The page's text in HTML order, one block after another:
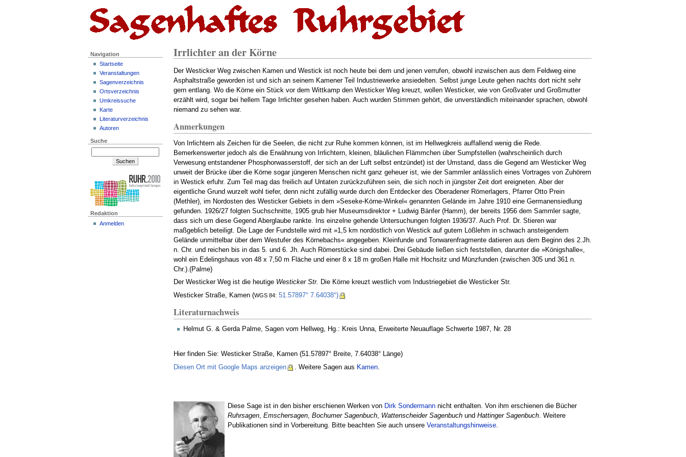
Irrlichter an der Körne
Der Westicker Weg zwischen Kamen und Westick ist noch heute bei dem und jenen verrufen, obwohl inzwischen aus dem Feldweg eine
Asphaltstraße geworden ist und sich an seinem Kamener Teil Industriewerke ansiedelten. Selbst junge Leute gehen nachts dort nicht sehr
gern entlang. Wo die Körne ein Stück vor dem Wittkamp den Westicker Weg kreuzt, wollen Westicker, wie von Großvater und Großmutter
erzählt wird, sogar bei hellem Tage Irrlichter gesehen haben. Auch wurden Stimmen gehört, die unverständlich miteinander sprachen, obwohl
niemand zu sehen war.
Anmerkungen
Von Irrlichtern als Zeichen für die Seelen, die nicht zur Ruhe kommen können, ist im Hellwegkreis auffallend wenig die Rede.
Bemerkenswerter jedoch als die Erwähnung von Irrlichtern, kleinen, bläulichen Flämmchen über Sumpfstellen (wahrscheinlich durch
Verwesung entstandener Phosphorwasserstoff, der sich an der Luft selbst entzündet) ist der Umstand, dass die Gegend am Westicker Weg
unweit der Brücke über die Körne sogar jüngeren Menschen nicht ganz geheuer ist, wie der Sammler anlässlich eines Vortrages von Zuhörern
in Westick erfuhr. Zum Teil mag das freilich auf Untaten zurückzuführen sein, die sich noch in jüngster Zeit dort ereigneten. Aber der
eigentliche Grund wurzelt wohl tiefer, denn nicht zufällig wurde durch den Entdecker des Oberadener Römerlagers, Pfarrer Otto Prein
(Methler), im Nordosten des Westicker Gebiets in dem »Seseke-Körne-Winkel« genannten Gelände im Jahre 1910 eine Germanensiedlung
gefunden. 1926/27 folgten Suchschnitte, 1905 grub hier Museumsdirektor + Ludwig Bänfer (Hamm), der bereits 1956 dem Sammler sagte,
dass sich um diese Gegend Aberglaube rankte. Ins einzelne gehende Untersuchungen folgten 1936/37. Auch Prof. Dr. Stieren war
maßgeblich beteiligt. Die Lage der Fundstelle wird mit »1,5 km nordöstlich von Westick auf gutem Lößlehm in schwach ansteigendem
Gelände unmittelbar über dem Westufer des Körnebachs« angegeben. Kleinfunde und Tonwarenfragmente datieren aus dem Beginn des 2.Jh.
n. Chr. und reichen bis in das 5. und 6. Jh. Auch Römerstücke sind dabei. Drei Gebäude ließen sich feststellen, darunter die »Königshalle«,
wohl ein Edelingshaus von 48 x 7,50 m Fläche und einer 8 x 18 m großen Halle mit Hochsitz und Münzfunden (zwischen 305 und 361 n.
Chr.).(Palme)
Der Westicker Weg ist die heutige Westicker Str. Die Körne kreuzt westlich vom Industriegebiet die Westicker Str.
Westicker Straße, Kamen (WGS 84: 51.57897° 7.64038°)
Literaturnachweis
Helmut G. & Gerda Palme, Sagen vom Hellweg, Hg.: Kreis Unna, Erweiterte Neuauflage Schwerte 1987, Nr. 28
Hier finden Sie: Westicker Straße, Kamen (51.57897° Breite, 7.64038° Länge)
Diesen Ort mit Google Maps anzeigen
. Weitere Sagen aus Kamen.
Diese Sage ist in den bisher erschienen Werken von Dirk Sondermannnicht enthalten. Von ihm erschienen die Bücher
Ruhrsagen, Emschersagen, Bochumer Sagenbuch, Wattenscheider Sagenbuchund Hattinger Sagenbuch. Weitere
Publikationen sind in Vorbereitung. Bitte beachten Sie auch unsere Veranstaltungshinweise.
Navigation
Startseite
Veranstaltungen
Sagenverzeichnis
Ortsverzeichnis
Umkreissuche
Karte
Literaturverzeichnis
Autoren
Suche
Redaktion
Anmelden